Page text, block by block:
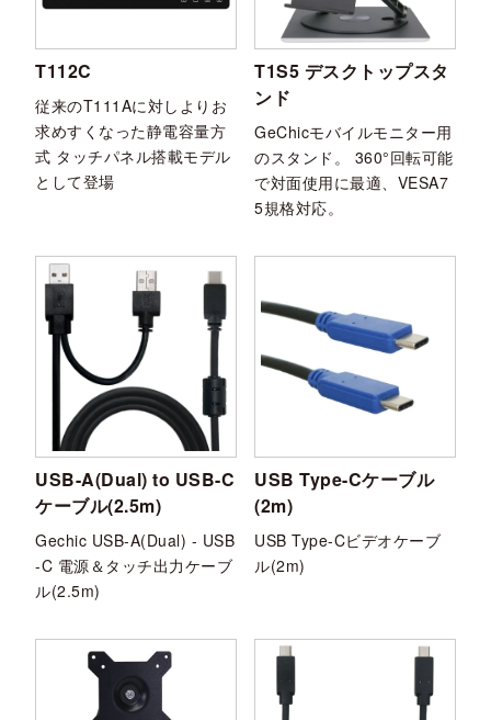
T112C
従来のT111Aに対しよりお
求めすくなった静電容量方
式 タッチパネル搭載モデル
として登場
T1S5 デスクトップスタ
ンド
GeChicモバイルモニター用
のスタンド。 360°回転可能
で対面使用に最適、VESA7
5規格対応。
USB-A(Dual) to USB-C
ケーブル(2.5m)
Gechic USB-A(Dual) - USB
-C 電源＆タッチ出力ケーブ
ル(2.5m)
USB Type-Cケーブル
(2m)
USB Type-Cビデオケーブ
ル(2m)